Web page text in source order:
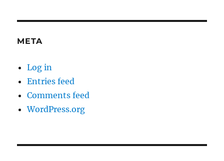
META
Log in
Entries feed
Comments feed
WordPress.org